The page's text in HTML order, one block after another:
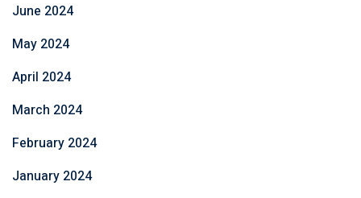
June 2024
May 2024
April 2024
March 2024
February 2024
January 2024